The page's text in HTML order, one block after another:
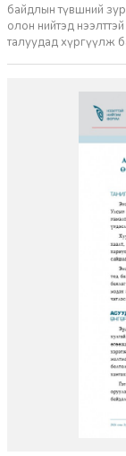
байдлын түвшний
олон нийтэд
талуудад хүргүүлж